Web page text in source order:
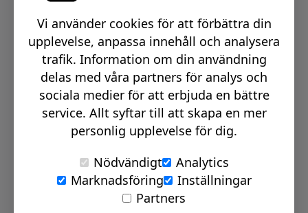
Email:info@signmakerr.se
PSST, HÄNG MED PÅ VÅR RESA!
© Signmakerr 2022 - 2026
Integritetspolicy
Vi använder cookies för att förbättra din
upplevelse, anpassa innehåll och analysera
trafik. Information om din användning
delas med våra partners för analys och
sociala medier för att erbjuda en bättre
service. Allt syftar till att skapa en mer
personlig upplevelse för dig.
Nödvändigt
Analytics
Marknadsföring
Inställningar
Partners